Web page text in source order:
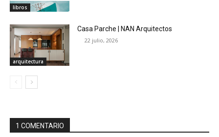
libros
arquitectura
Casa Parche | NAN Arquitectos
22 julio, 2026
1 COMENTARIO